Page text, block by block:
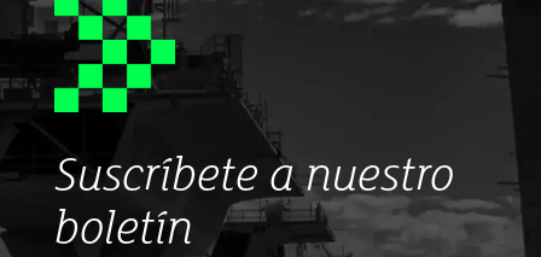
Suscríbete a nuestro
boletín